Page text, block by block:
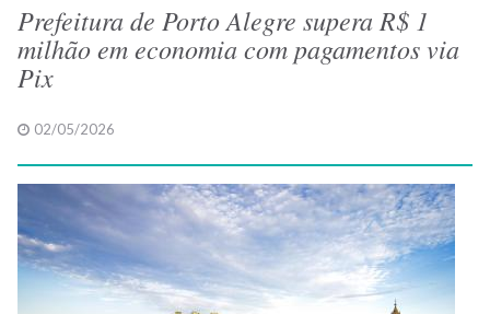
Prefeitura de Porto Alegre supera R$ 1
milhão em economia com pagamentos via
Pix
02/05/2026